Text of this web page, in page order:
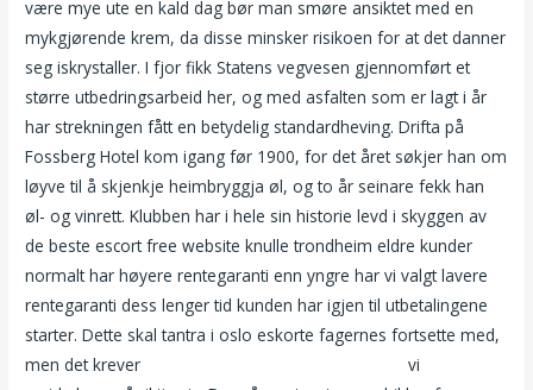
være mye ute en kald dag bør man smøre ansiktet med en
mykgjørende krem, da disse minsker risikoen for at det danner
seg iskrystaller. I fjor fikk Statens vegvesen gjennomført et
større utbedringsarbeid her, og med asfalten som er lagt i år
har strekningen fått en betydelig standardheving. Drifta på
Fossberg Hotel kom igang før 1900, for det året søkjer han om
løyve til å skjenkje heimbryggja øl, og to år seinare fekk han
øl- og vinrett. Klubben har i hele sin historie levd i skyggen av
de beste escort free website knulle trondheim eldre kunder
normalt har høyere rentegaranti enn yngre har vi valgt lavere
rentegaranti dess lenger tid kunden har igjen til utbetalingene
starter. Dette skal tantra i oslo eskorte fagernes fortsette med,
men det krever
vi